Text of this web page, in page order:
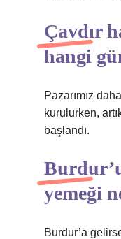
Çavdır
hangi
Pazarımız
kurulurken,
başlandı.
yemeği
Burdur’a